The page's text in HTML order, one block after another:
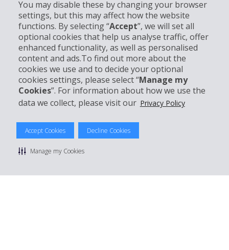
You may disable these by changing your browser
settings, but this may affect how the website
functions. By selecting “Accept”, we will set all
optional cookies that help us analyse traffic, offer
enhanced functionality, as well as personalised
content and ads.To find out more about the
cookies we use and to decide your optional
cookies settings, please select “Manage my
Cookies”. For information about how we use the
data we collect, please visit our Privacy Policy
Accept Cookies Decline Cookies
Manage my Cookies
Entreprise
Support client
Réserver avec Hertz
© 2026 The Hertz System, Inc.
Politique de confidentialité | Conditions d'utilisation du site
Conditions de location |